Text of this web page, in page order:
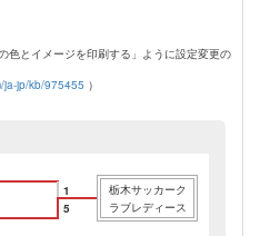
色とイメージを印刷する」ように設定変更の
ja-jp/kb/975455 ）
1
5
栃木サッカーク
ラブレディース